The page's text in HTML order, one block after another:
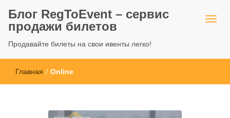
Блог RegToEvent – сервис
продажи билетов
Продавайте билеты на свои ивенты легко!
Главная / Online